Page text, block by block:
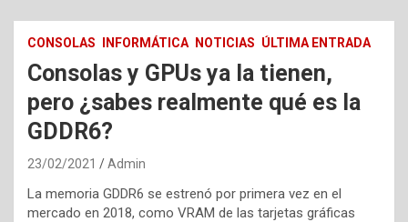
CONSOLAS INFORMÁTICA NOTICIAS ÚLTIMA ENTRADA
Consolas y GPUs ya la tienen,
pero ¿sabes realmente qué es la
GDDR6?
23/02/2021 Admin
La memoria GDDR6 se estrenó por primera vez en el
mercado en 2018, como VRAM de las tarjetas gráficas